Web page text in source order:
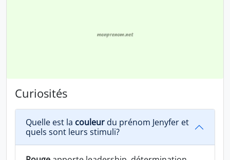
Curiosités
Quelle est la couleur du prénom Jenyfer et
quels sont leurs stimuli?